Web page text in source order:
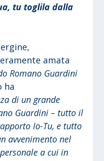
tu toglila dalla
amata
Romano Guardini
ha
di un grande
Guardini – tutto il
Io-Tu, e tutto
avvenimento nel
a cui in